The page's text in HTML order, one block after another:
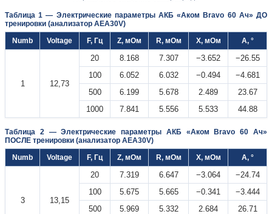
Таблица 1 — Электрические параметры АКБ «Аком Bravo 60 Ач» ДО
тренировки (анализатор АЕА30V)
Numb
Voltage F, Гц Z, мОм R, мОм X, мОм A, °
1 12,73
20 8.168 7.307 −3.652
−26.55
100
6.052 6.032 −0.494
−4.681
500
6.199 5.678 2.489
23.67
1000
7.841 5.556 5.533 44.88
Таблица 2 — Электрические параметры АКБ «Аком Bravo 60 Ач»
ПОСЛЕ тренировки (анализатор АЕА30V)
Numb
Voltage F, Гц Z, мОм R, мОм X, мОм A, °
3 13,15
20 7.319 6.647 −3.064
−24.74
100
5.675 5.665 −0.341
−3.444
500
5.969 5.332 2.684
26.71